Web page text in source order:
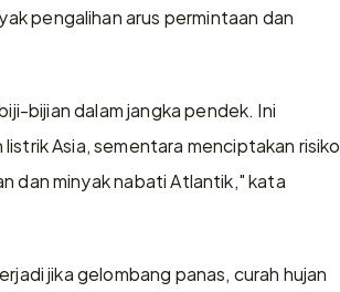
pengalihan arus permintaan dan
bijian dalam jangka pendek. Ini
Asia, sementara menciptakan risiko
dan minyak nabati Atlantik," kata
jika gelombang panas, curah hujan